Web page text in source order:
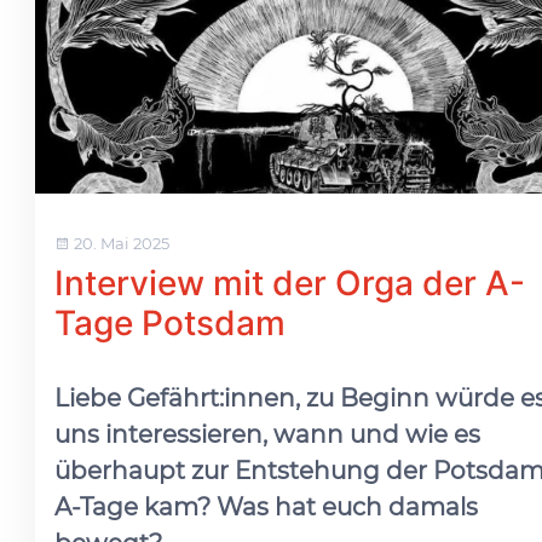
20. Mai 2025
Interview mit der Orga der A-
Tage Potsdam
Liebe Gefährt:innen, zu Beginn würde
uns interessieren, wann und wie es
überhaupt zur Entstehung der
A-Tage kam? Was hat euch damals